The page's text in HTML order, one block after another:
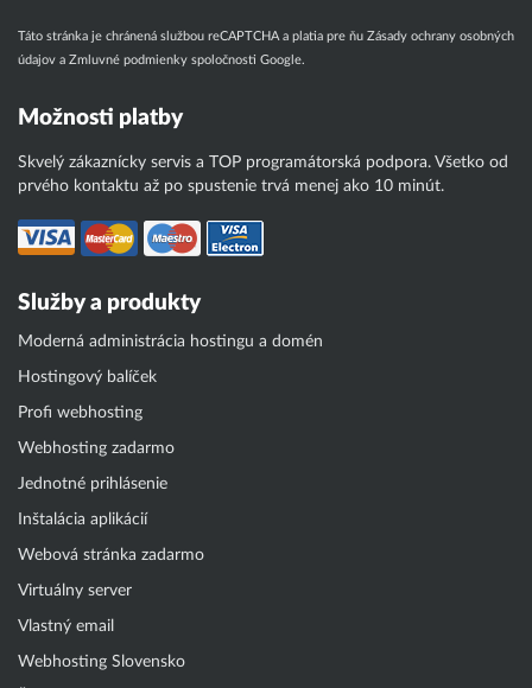
Táto stránka je chránená službou reCAPTCHA a platia pre ňu Zásady ochrany osobných
údajov a Zmluvné podmienky spoločnosti Google.
Možnosti platby
Skvelý zákaznícky servis a TOP programátorská podpora. Všetko od
prvého kontaktu až po spustenie trvá menej ako 10 minút.
Služby a produkty
Moderná administrácia hostingu a domén
Hostingový balíček
Profi webhosting
Webhosting zadarmo
Jednotné prihlásenie
Inštalácia aplikácií
Webová stránka zadarmo
Virtuálny server
Vlastný email
Webhosting Slovensko